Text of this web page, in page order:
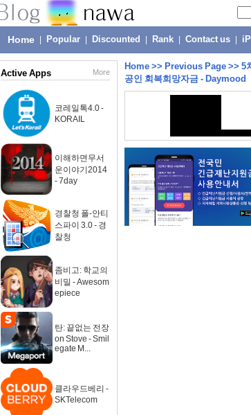
Home Popular Discounted Rank Contact us
Active Apps More
코레일톡4.0 -
KORAIL
이해하면무서
운이야기2014
- 7day
경찰청 폴-안티
스파이 3.0 - 경
찰청
좀비고: 학교의
비밀 - Awesom
epiece
탄: 끝없는 전장
on Stove - Smil
egate M...
클라우드베리 -
SKTelecom
Home >> Previous Page >> 5
공인 회복희망자금 - Daymood